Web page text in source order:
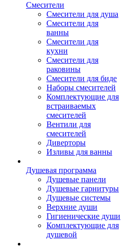
Смесители
Смесители для душа
Смесители для
ванны
Смесители для
кухни
Смесители для
раковины
Смесители для биде
Наборы смесителей
Комплектующие для
встраиваемых
смесителей
Вентили для
смесителей
Диверторы
Изливы для ванны
Душевая программа
Душевые панели
Душевые гарнитуры
Душевые системы
Верхние души
Гигиенические души
Комплектующие для
душевой